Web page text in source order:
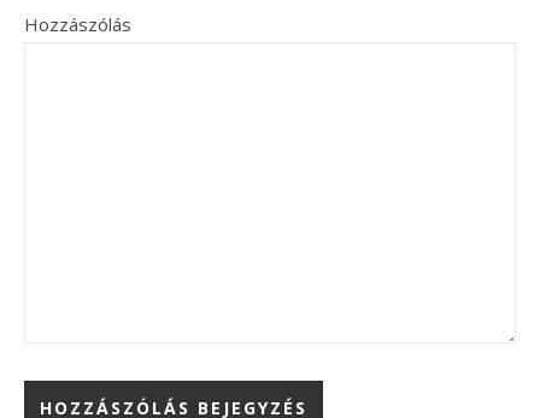
Hozzászólás